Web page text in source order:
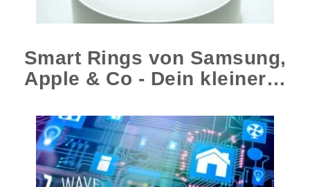
Smart Rings von Samsung,
Apple & Co - Dein kleiner…